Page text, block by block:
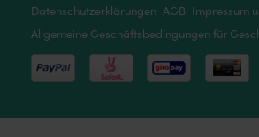
Datenschutzerklärungen AGB Impressum
Allgemeine Geschäftsbedingungen für